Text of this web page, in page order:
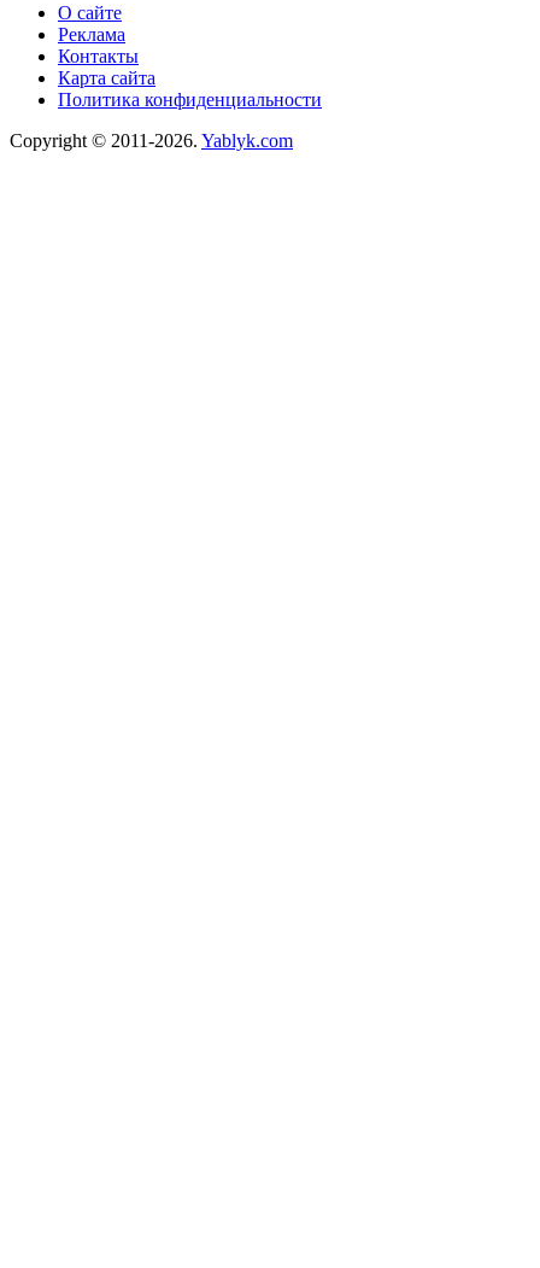
О сайте
Реклама
Контакты
Карта сайта
Политика конфиденциальности
Copyright © 2011-2026. Yablyk.сom